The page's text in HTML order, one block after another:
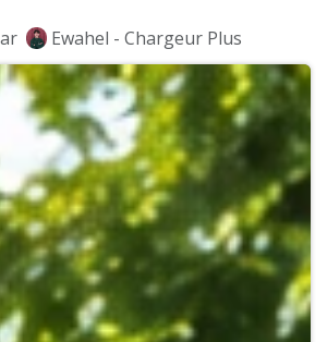
Ewahel - Chargeur Plus